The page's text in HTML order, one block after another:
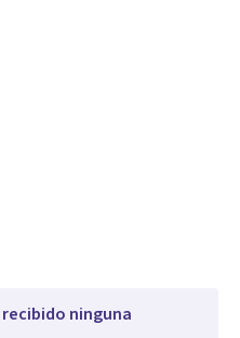
ninguna